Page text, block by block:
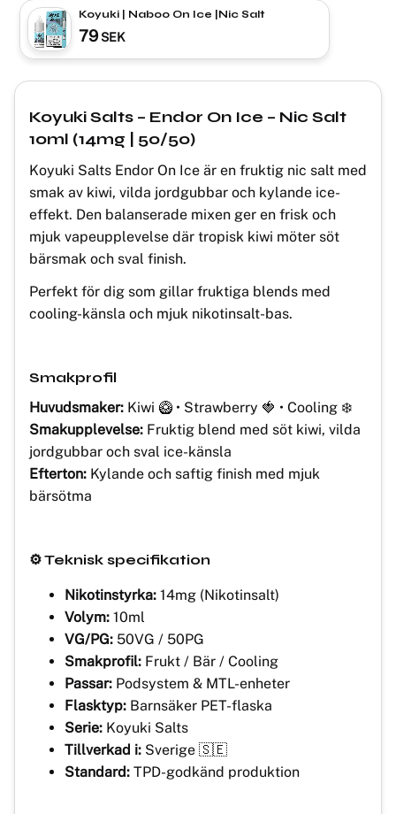
Koyuki | Naboo On Ice |Nic Salt
79 SEK
Koyuki Salts – Endor On Ice – Nic Salt
10ml (14mg | 50/50)
Koyuki Salts Endor On Ice är en fruktig nic salt med
smak av kiwi, vilda jordgubbar och kylande ice-
effekt. Den balanserade mixen ger en frisk och
mjuk vapeupplevelse där tropisk kiwi möter söt
bärsmak och sval finish.
Perfekt för dig som gillar fruktiga blends med
cooling-känsla och mjuk nikotinsalt-bas.
Smakprofil
Huvudsmaker: Kiwi 🥝 • Strawberry 🍓 • Cooling ❄️
Smakupplevelse: Fruktig blend med söt kiwi, vilda
jordgubbar och sval ice-känsla
Efterton: Kylande och saftig finish med mjuk
bärsötma
⚙️ Teknisk specifikation
Nikotinstyrka: 14mg (Nikotinsalt)
Volym: 10ml
VG/PG: 50VG / 50PG
Smakprofil: Frukt / Bär / Cooling
Passar: Podsystem & MTL-enheter
Flasktyp: Barnsäker PET-flaska
Serie: Koyuki Salts
Tillverkad i: Sverige 🇸🇪
Standard: TPD-godkänd produktion